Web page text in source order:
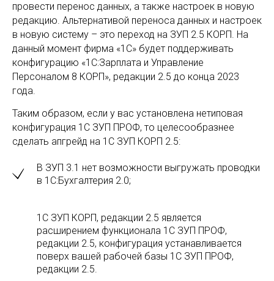
провести перенос данных, а также настроек в новую
редакцию. Альтернативой переноса данных и настроек
в новую систему – это переход на ЗУП 2.5 КОРП. На
данный момент фирма «1С» будет поддерживать
конфигурацию «1С:Зарплата и Управление
Персоналом 8 КОРП», редакции 2.5 до конца 2023
года.
Таким образом, если у вас установлена нетиповая
конфигурация 1С ЗУП ПРОФ, то целесообразнее
сделать апгрейд на 1С ЗУП КОРП 2.5:
В ЗУП 3.1 нет возможности выгружать проводки
в 1С:Бухгалтерия 2.0;
1С ЗУП КОРП, редакции 2.5 является
расширением функционала 1С ЗУП ПРОФ,
редакции 2.5, конфигурация устанавливается
поверх вашей рабочей базы 1С ЗУП ПРОФ,
редакции 2.5.